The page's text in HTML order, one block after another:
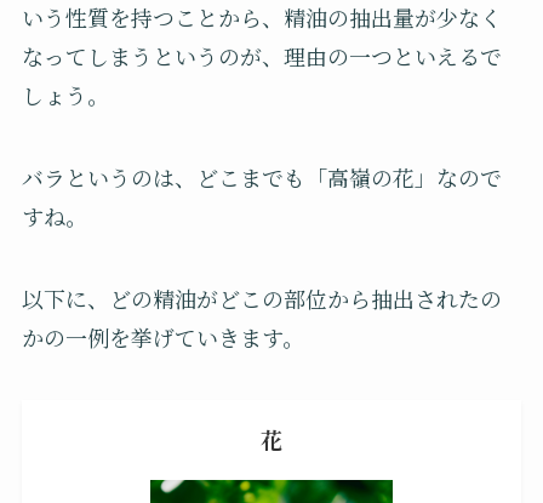
いう性質を持つことから、精油の抽出量が少なく
なってしまうというのが、理由の一つといえるで
しょう。
バラというのは、どこまでも「高嶺の花」なので
すね。
以下に、どの精油がどこの部位から抽出されたの
かの一例を挙げていきます。
花